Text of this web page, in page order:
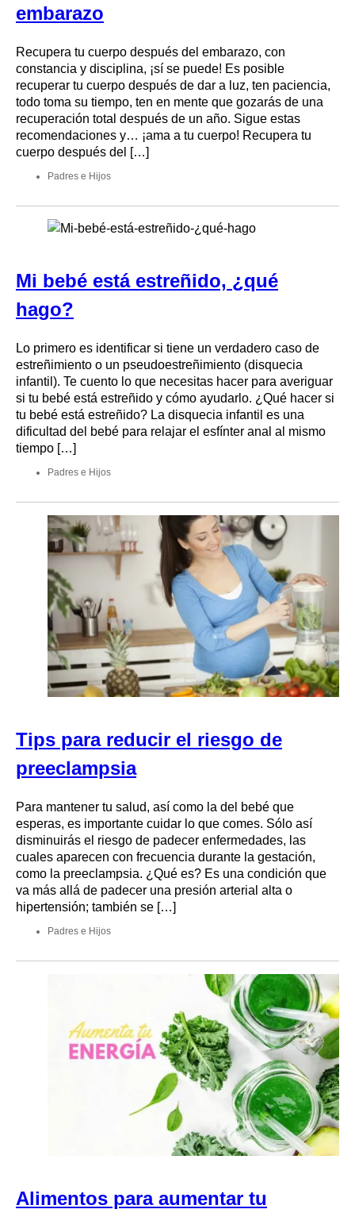
embarazo
Recupera tu cuerpo después del embarazo, con
constancia y disciplina, ¡sí se puede! Es posible
recuperar tu cuerpo después de dar a luz, ten paciencia,
todo toma su tiempo, ten en mente que gozarás de una
recuperación total después de un año. Sigue estas
recomendaciones y… ¡ama a tu cuerpo! Recupera tu
cuerpo después del […]
Padres e Hijos
Mi bebé está estreñido, ¿qué
hago?
Lo primero es identificar si tiene un verdadero caso de
estreñimiento o un pseudoestreñimiento (disquecia
infantil). Te cuento lo que necesitas hacer para averiguar
si tu bebé está estreñido y cómo ayudarlo. ¿Qué hacer si
tu bebé está estreñido? La disquecia infantil es una
dificultad del bebé para relajar el esfínter anal al mismo
tiempo […]
Padres e Hijos
Tips para reducir el riesgo de
preeclampsia
Para mantener tu salud, así como la del bebé que
esperas, es importante cuidar lo que comes. Sólo así
disminuirás el riesgo de padecer enfermedades, las
cuales aparecen con frecuencia durante la gestación,
como la preeclampsia. ¿Qué es? Es una condición que
va más allá de padecer una presión arterial alta o
hipertensión; también se […]
Padres e Hijos
Alimentos para aumentar tu